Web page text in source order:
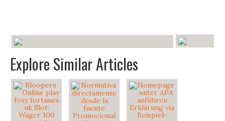
Explore Similar Articles